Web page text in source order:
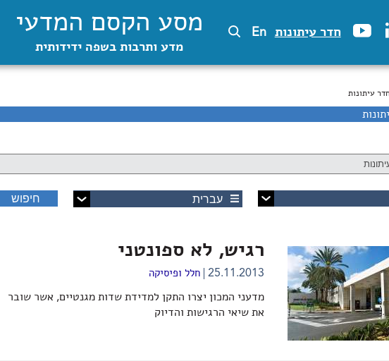
חדר עיתונות En מסע הקסם המדעי
מדע ותרבות בשפה ידידותית
עיתונות
- כל אחד מ -
רגיש, לא ספונטני
25.11.2013 חלל ופיסיקה
מדעני המכון יצרו התקן למדידת שדות מגנטיים, אשר שובר
את שיאי הרגישות והדיוק